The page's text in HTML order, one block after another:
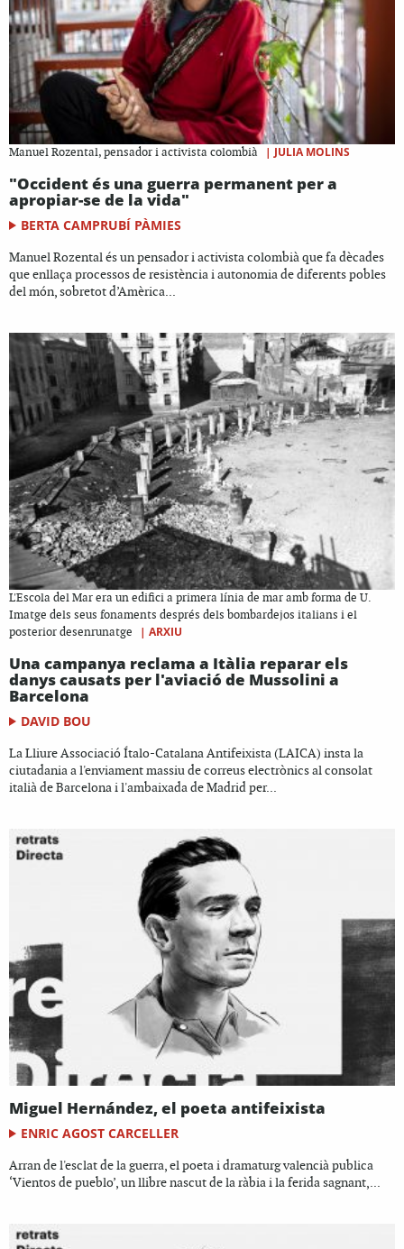
Manuel Rozental, pensador i activista colombià | JULIA MOLINS
"Occident és una guerra permanent per a
apropiar-se de la vida"
BERTA CAMPRUBÍ PÀMIES
Manuel Rozental és un pensador i activista colombià que fa dècades
que enllaça processos de resistència i autonomia de diferents pobles
del món, sobretot d’Amèrica...
L'Escola del Mar era un edifici a primera línia de mar amb forma de U.
Imatge dels seus fonaments després dels bombardejos italians i el
posterior desenrunatge
| ARXIU
Una campanya reclama a Itàlia reparar els
danys causats per l'aviació de Mussolini a
Barcelona
DAVID BOU
La Lliure Associació Ítalo-Catalana Antifeixista (LAICA) insta la
ciutadania a l'enviament massiu de correus electrònics al consolat
italià de Barcelona i l'ambaixada de Madrid per...
Miguel Hernández, el poeta antifeixista
ENRIC AGOST CARCELLER
Arran de l'esclat de la guerra, el poeta i dramaturg valencià publica
‘Vientos de pueblo’, un llibre nascut de la ràbia i la ferida sagnant,...